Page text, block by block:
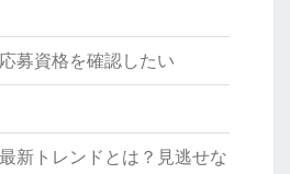
募資格を確認したい
新トレンドとは？見逃せな